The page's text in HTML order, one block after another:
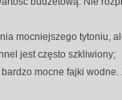
mocniejszego tytoniu,
jest często szkliwiony;
mocne fajki